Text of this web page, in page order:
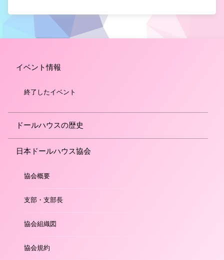
イベント情報
終了したイベント
ドールハウスの歴史
日本ドールハウス協会
協会概要
支部・支部長
協会組織図
協会規約